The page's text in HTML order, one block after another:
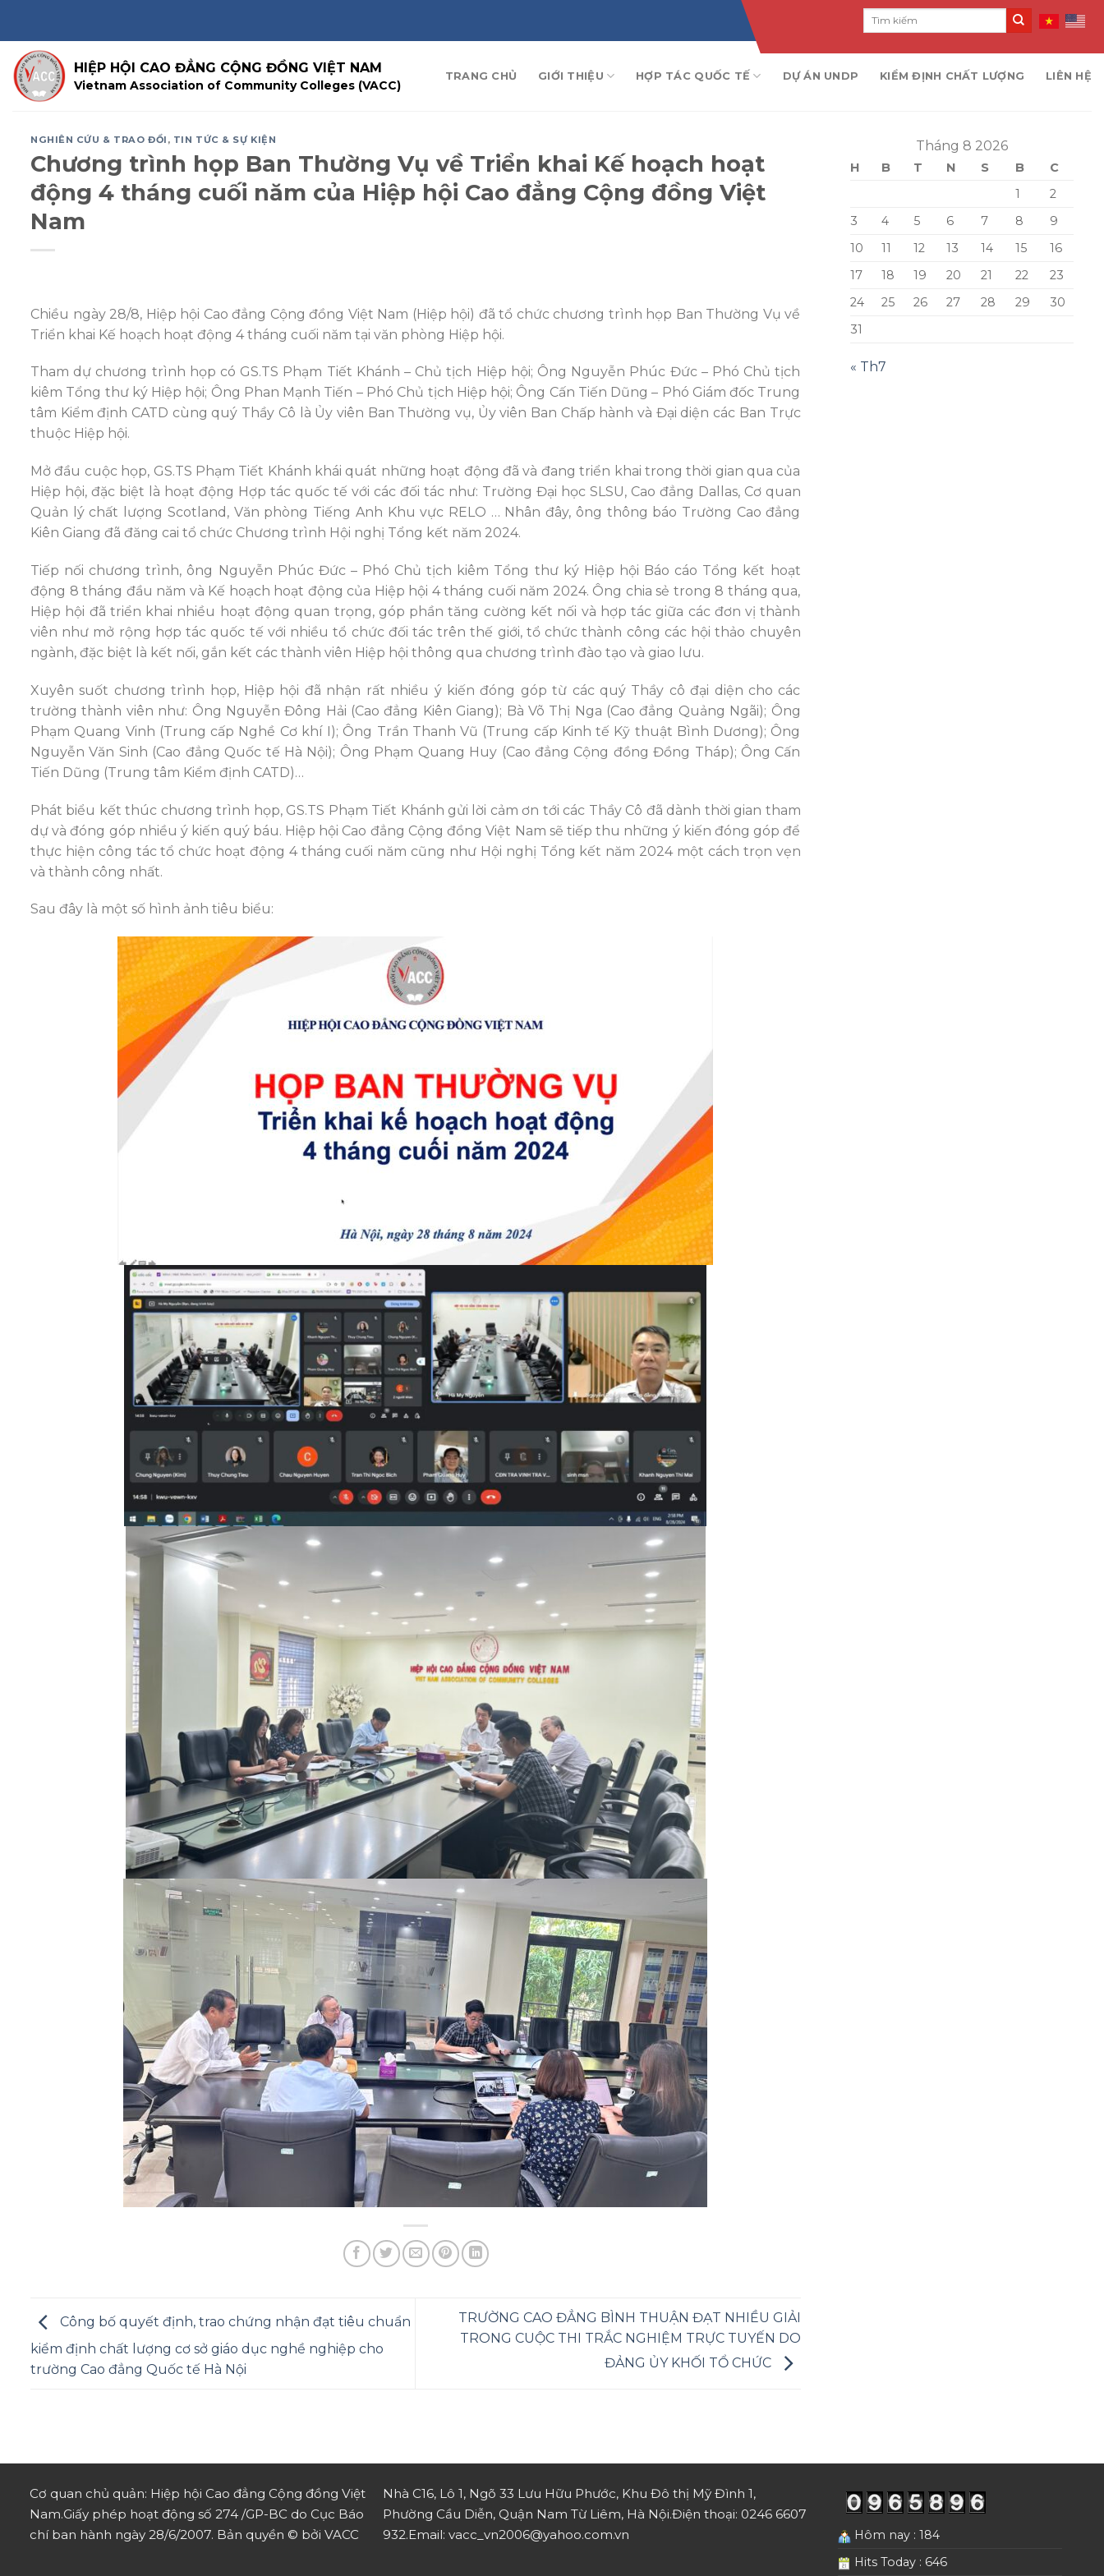
content
HIỆP HỘI CAO ĐẲNG CỘNG ĐỒNG VIỆT NAM
Vietnam Association of Community Colleges (VACC)
TRANG CHỦ GIỚI THIỆU HỢP TÁC QUỐC TẾ DỰ ÁN UNDP KIỂM ĐỊNH CHẤT LƯỢNG LIÊN HỆ
NGHIÊN CỨU & TRAO ĐỔI , TIN TỨC & SỰ KIỆN
Chương trình họp Ban Thường Vụ về Triển khai Kế hoạch hoạt
động 4 tháng cuối năm của Hiệp hội Cao đẳng Cộng đồng Việt
Nam
Chiều ngày 28/8, Hiệp hội Cao đẳng Cộng đồng Việt Nam (Hiệp hội) đã tổ chức chương trình họp Ban Thường Vụ về
Triển khai Kế hoạch hoạt động 4 tháng cuối năm tại văn phòng Hiệp hội.
Tham dự chương trình họp có GS.TS Phạm Tiết Khánh – Chủ tịch Hiệp hội; Ông Nguyễn Phúc Đức – Phó Chủ tịch
kiêm Tổng thư ký Hiệp hội; Ông Phan Mạnh Tiến – Phó Chủ tịch Hiệp hội; Ông Cấn Tiến Dũng – Phó Giám đốc Trung
tâm Kiểm định CATD cùng quý Thầy Cô là Ủy viên Ban Thường vụ, Ủy viên Ban Chấp hành và Đại diện các Ban Trực
thuộc Hiệp hội.
Mở đầu cuộc họp, GS.TS Phạm Tiết Khánh khái quát những hoạt động đã và đang triển khai trong thời gian qua của
Hiệp hội, đặc biệt là hoạt động Hợp tác quốc tế với các đối tác như: Trường Đại học SLSU, Cao đẳng Dallas, Cơ quan
Quản lý chất lượng Scotland, Văn phòng Tiếng Anh Khu vực RELO … Nhân đây, ông thông báo Trường Cao đẳng
Kiên Giang đã đăng cai tổ chức Chương trình Hội nghị Tổng kết năm 2024.
Tiếp nối chương trình, ông Nguyễn Phúc Đức – Phó Chủ tịch kiêm Tổng thư ký Hiệp hội Báo cáo Tổng kết hoạt
động 8 tháng đầu năm và Kế hoạch hoạt động của Hiệp hội 4 tháng cuối năm 2024. Ông chia sẻ trong 8 tháng qua,
Hiệp hội đã triển khai nhiều hoạt động quan trọng, góp phần tăng cường kết nối và hợp tác giữa các đơn vị thành
viên như mở rộng hợp tác quốc tế với nhiều tổ chức đối tác trên thế giới, tổ chức thành công các hội thảo chuyên
ngành, đặc biệt là kết nối, gắn kết các thành viên Hiệp hội thông qua chương trình đào tạo và giao lưu.
Xuyên suốt chương trình họp, Hiệp hội đã nhận rất nhiều ý kiến đóng góp từ các quý Thầy cô đại diện cho các
trường thành viên như: Ông Nguyễn Đông Hải (Cao đẳng Kiên Giang); Bà Võ Thị Nga (Cao đẳng Quảng Ngãi); Ông
Phạm Quang Vinh (Trung cấp Nghề Cơ khí I); Ông Trần Thanh Vũ (Trung cấp Kinh tế Kỹ thuật Bình Dương); Ông
Nguyễn Văn Sinh (Cao đẳng Quốc tế Hà Nội); Ông Phạm Quang Huy (Cao đẳng Cộng đồng Đồng Tháp); Ông Cấn
Tiến Dũng (Trung tâm Kiểm định CATD)…
Phát biểu kết thúc chương trình họp, GS.TS Phạm Tiết Khánh gửi lời cảm ơn tới các Thầy Cô đã dành thời gian tham
dự và đóng góp nhiều ý kiến quý báu. Hiệp hội Cao đẳng Cộng đồng Việt Nam sẽ tiếp thu những ý kiến đóng góp để
thực hiện công tác tổ chức hoạt động 4 tháng cuối năm cũng như Hội nghị Tổng kết năm 2024 một cách trọn vẹn
và thành công nhất.
Sau đây là một số hình ảnh tiêu biểu:
Công bố quyết định, trao chứng nhận đạt tiêu chuẩn
kiểm định chất lượng cơ sở giáo dục nghề nghiệp cho
trường Cao đẳng Quốc tế Hà Nội
TRƯỜNG CAO ĐẲNG BÌNH THUẬN ĐẠT NHIỀU GIẢI
TRONG CUỘC THI TRẮC NGHIỆM TRỰC TUYẾN DO
ĐẢNG ỦY KHỐI TỔ CHỨC
Tháng 8 2026
H B T N S B
C
1
2
3
4 5 6 7 8
9
10
11 12 13 14 15
16
17
18 19 20 21 22
23
24
25 26 27 28 29
30
31
« Th7
Cơ quan chủ quản: Hiệp hội Cao đẳng Cộng đồng Việt
Nam.Giấy phép hoạt động số 274 /GP-BC do Cục Báo
chí ban hành ngày 28/6/2007. Bản quyền © bởi VACC
Nhà C16, Lô 1, Ngõ 33 Lưu Hữu Phước, Khu Đô thị Mỹ Đình 1,
Phường Cầu Diễn, Quận Nam Từ Liêm, Hà Nội.Điện thoại: 0246 6607
932.Email: vacc_vn2006@yahoo.com.vn
Hôm nay : 184
Hits Today : 646